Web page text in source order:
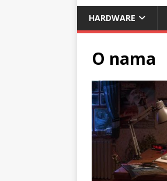
HARDWARE
O nama